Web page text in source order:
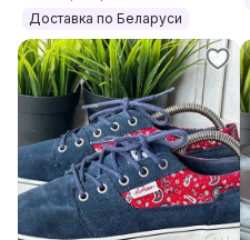
Доставка по Беларуси